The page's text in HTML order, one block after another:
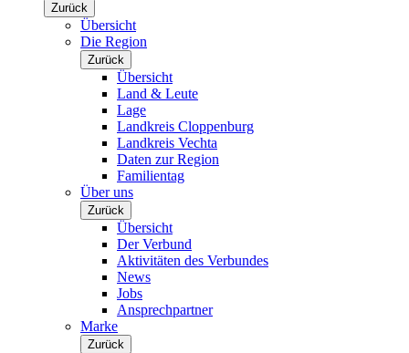
Zurück
Übersicht
Die Region
Zurück
Übersicht
Land & Leute
Lage
Landkreis Cloppenburg
Landkreis Vechta
Daten zur Region
Familientag
Über uns
Zurück
Übersicht
Der Verbund
Aktivitäten des Verbundes
News
Jobs
Ansprechpartner
Marke
Zurück